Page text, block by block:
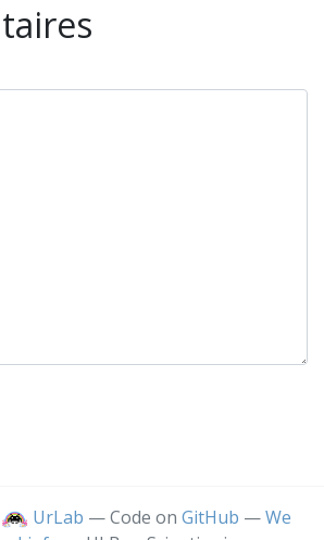
UrLab — Code on GitHub —We